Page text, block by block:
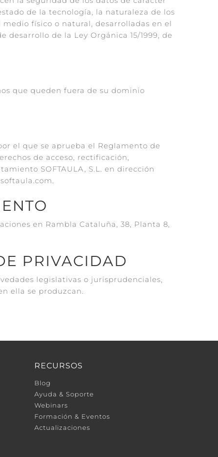
de la tecnología, la naturaleza de los
físico o natural, desarrolladas en el
desarrollo de la Ley Orgánica 15/1999, de
que queden fuera de su dominio
el que se aprueba el Reglamento de
de acceso, rectificación,
SOFTAULA, S.L. en dirección
en Rambla Cataluña, 38, Planta 8,
PRIVACIDAD
legislativas o jurisprudenciales,
ella se produzcan.
RECURSOS
Blog
Ayuda & Soporte
Webinars
Formación & Eventos
Actualizaciones